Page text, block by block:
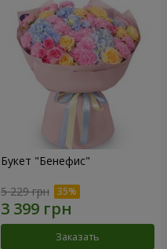
Букет "Бенефис"
5 229 грн
Заказать